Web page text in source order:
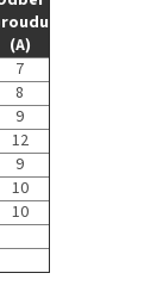
(A)
7
8
9
12
9
10
10